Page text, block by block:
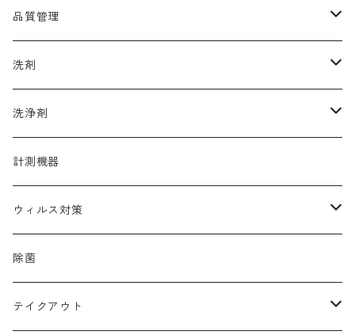
たわし・スポンジ
手袋
カウンタークロス
マスク
帽子
靴
品質管理
アルコール
品質保持
洗剤
厨房機器洗浄剤
清掃用洗剤
中性除菌洗浄剤
多目的高機能洗剤
洗浄剤
調理器具洗浄剤
計測機器
ウィルス対策
コロナ
ノロ
除菌
テイクアウト